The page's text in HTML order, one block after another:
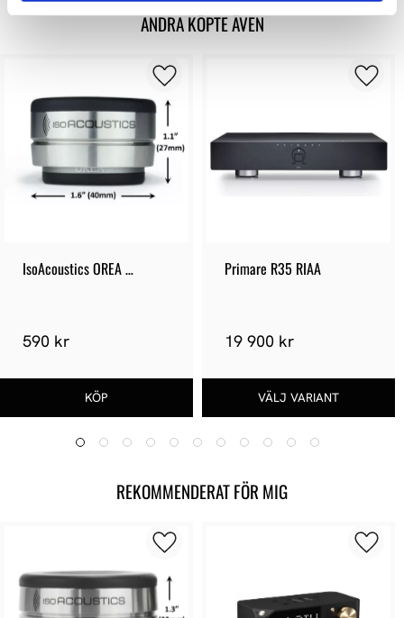
ANDRA KÖPTE ÄVEN
IsoAcoustics OREA
590 kr
Primare R35 RIAA
19 900 kr
REKOMMENDERAT FÖR MIG